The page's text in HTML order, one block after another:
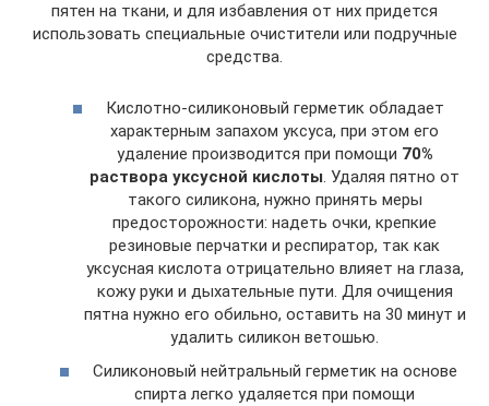
пятен на ткани, и для избавления от них придется
использовать специальные очистители или подручные
средства.
Кислотно-силиконовый герметик обладает
характерным запахом уксуса, при этом его
удаление производится при помощи 70%
раствора уксусной кислоты. Удаляя пятно от
такого силикона, нужно принять меры
предосторожности: надеть очки, крепкие
резиновые перчатки и респиратор, так как
уксусная кислота отрицательно влияет на глаза,
кожу руки и дыхательные пути. Для очищения
пятна нужно его обильно, оставить на 30 минут и
удалить силикон ветошью.
Силиконовый нейтральный герметик на основе
спирта легко удаляется при помощи